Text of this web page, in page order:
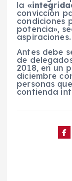
la
convicción
condiciones
potencia»,
aspiraciones.
Antes debe
de
2018, en un
diciembre
personas
contienda